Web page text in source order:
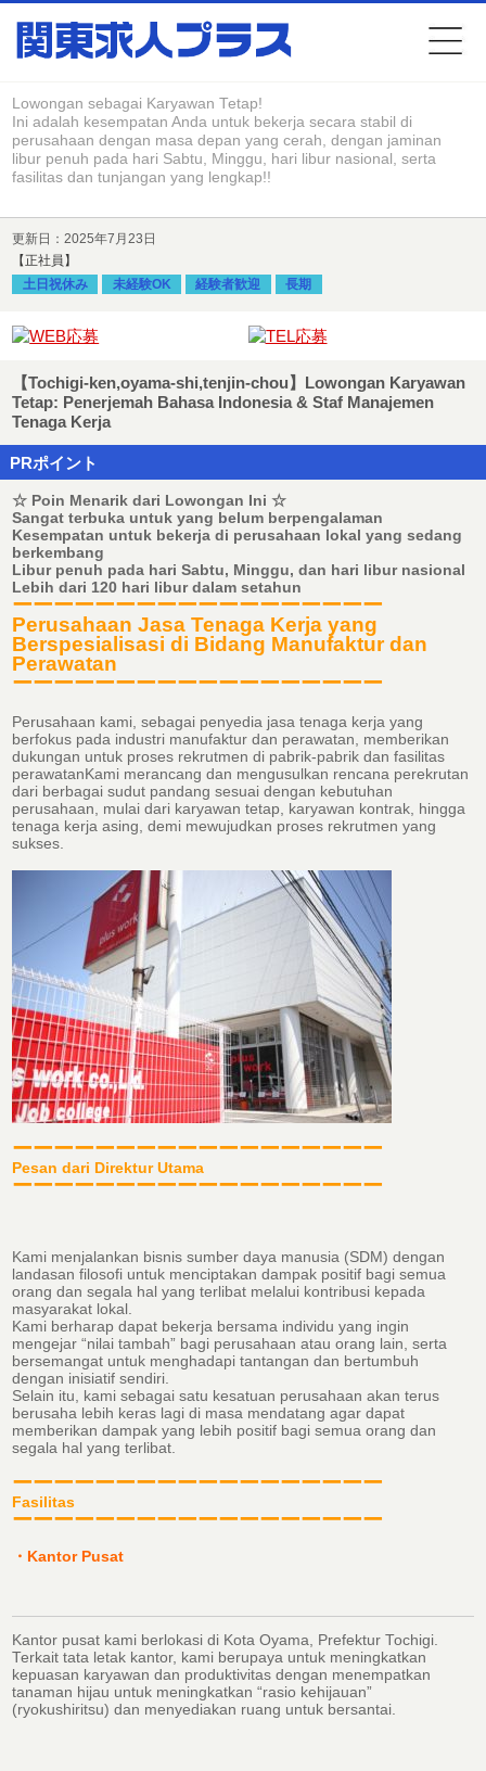
Lowongan sebagai Karyawan Tetap!
Ini adalah kesempatan Anda untuk bekerja secara stabil di
perusahaan dengan masa depan yang cerah, dengan jaminan
libur penuh pada hari Sabtu, Minggu, hari libur nasional, serta
fasilitas dan tunjangan yang lengkap!!
更新日：2025年7月23日
【正社員】
土日祝休み
未経験OK 経験者歓迎 長期
【Tochigi-ken,oyama-shi,tenjin-chou】Lowongan Karyawan
Tetap: Penerjemah Bahasa Indonesia & Staf Manajemen
Tenaga Kerja
PRポイント
☆ Poin Menarik dari Lowongan Ini ☆
Sangat terbuka untuk yang belum berpengalaman
Kesempatan untuk bekerja di perusahaan lokal yang sedang
berkembang
Libur penuh pada hari Sabtu, Minggu, dan hari libur nasional
Lebih dari 120 hari libur dalam setahun
ーーーーーーーーーーーーーーーーーー
Perusahaan Jasa Tenaga Kerja yang
Berspesialisasi di Bidang Manufaktur dan
Perawatan
ーーーーーーーーーーーーーーーーーー
Perusahaan kami, sebagai penyedia jasa tenaga kerja yang
berfokus pada industri manufaktur dan perawatan, memberikan
dukungan untuk proses rekrutmen di pabrik-pabrik dan fasilitas
perawatanKami merancang dan mengusulkan rencana perekrutan
dari berbagai sudut pandang sesuai dengan kebutuhan
perusahaan, mulai dari karyawan tetap, karyawan kontrak, hingga
tenaga kerja asing, demi mewujudkan proses rekrutmen yang
sukses.
ーーーーーーーーーーーーーーーーーー
Pesan dari Direktur Utama
ーーーーーーーーーーーーーーーーーー
Kami menjalankan bisnis sumber daya manusia (SDM) dengan
landasan filosofi untuk menciptakan dampak positif bagi semua
orang dan segala hal yang terlibat melalui kontribusi kepada
masyarakat lokal.
Kami berharap dapat bekerja bersama individu yang ingin
mengejar “nilai tambah” bagi perusahaan atau orang lain, serta
bersemangat untuk menghadapi tantangan dan bertumbuh
dengan inisiatif sendiri.
Selain itu, kami sebagai satu kesatuan perusahaan akan terus
berusaha lebih keras lagi di masa mendatang agar dapat
memberikan dampak yang lebih positif bagi semua orang dan
segala hal yang terlibat.
ーーーーーーーーーーーーーーーーーー
Fasilitas
ーーーーーーーーーーーーーーーーーー
・ Kantor Pusat
Kantor pusat kami berlokasi di Kota Oyama, Prefektur Tochigi.
Terkait tata letak kantor, kami berupaya untuk meningkatkan
kepuasan karyawan dan produktivitas dengan menempatkan
tanaman hijau untuk meningkatkan “rasio kehijauan”
(ryokushiritsu) dan menyediakan ruang untuk bersantai.